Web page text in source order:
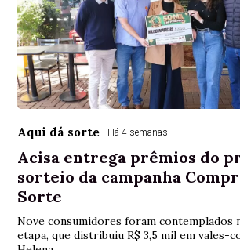
Aqui dá sorte Há 4 semanas
Acisa entrega prêmios do
sorteio da campanha
Sorte
Nove consumidores foram contemplados
etapa, que distribuiu R$ 3,5 mil em vales-